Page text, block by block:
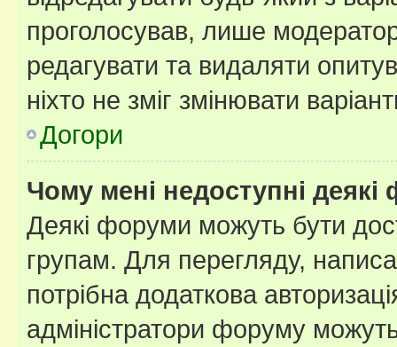
проголосував, лише
редагувати та видаляти
ніхто не зміг змінювати
Догори
Чому мені недоступні
Деякі форуми можуть бути
групам. Для перегляду,
потрібна додаткова
адміністратори форуму